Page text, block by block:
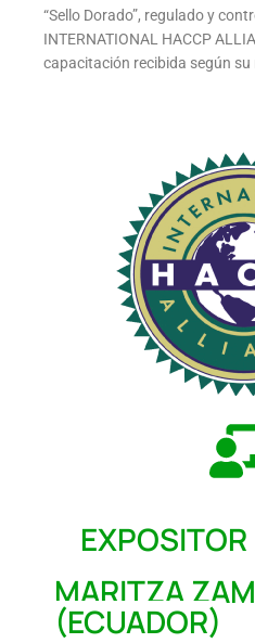
“Sello Dorado”, regulado y
INTERNATIONAL HACCP
capacitación recibida según su
MARITZA
(ECUADOR)